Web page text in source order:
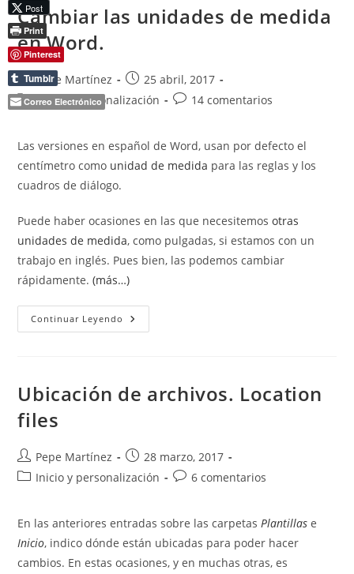
Cambiar las unidades de medida
en Word.
Autor
de
la
Pepe Martínez
Publicación
de
25 abril, 2017
Categoría
entrada:
Inicio y personalización
Comentarios
entrada:
14 comentarios
Las versiones en español de Word, usan por defecto el
centímetro como unidad de medida para las reglas y los
cuadros de diálogo.
Puede haber ocasiones en las que necesitemosotras
unidades de medida, como pulgadas, si estamos con un
trabajo en inglés. Pues bien, las podemos cambiar
rápidamente.(más…)
Continuar Leyendo Cambiar
Las
Word.
Ubicación de archivos. Location
files
Autor
de
Pepe Martínez
Publicación
de
28 marzo, 2017
Categoría
entrada:
Inicio y personalización
Comentarios
entrada:
6 comentarios
En las anteriores entradas sobre las carpetasPlantillas e
Inicio, indico dónde están ubicadas para poder hacer
cambios. En estas ocasiones, y en muchas otras, es
Post
Print
Pinterest
Tumblr
Correo Electrónico